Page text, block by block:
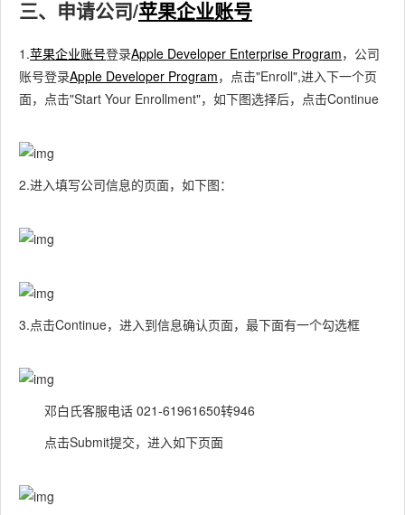
三、申请公司/苹果企业账号
1.苹果企业账号登录Apple Developer Enterprise Program，公司
账号登录Apple Developer Program，点击"Enroll",进入下一个页
面，点击"Start Your Enrollment"，如下图选择后，点击Continue
2.进入填写公司信息的页面，如下图：
3.点击Continue，进入到信息确认页面，最下面有一个勾选框
邓白氏客服电话 021-61961650转946
点击Submit提交，进入如下页面